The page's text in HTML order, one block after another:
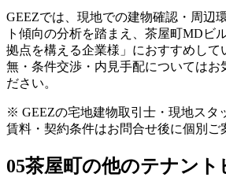
GEEZでは、現地での建物確認・周辺
ト傾向の分析を踏まえ、茶屋町MDビ
拠点を構える企業様」におすすめして
無・条件交渉・内見手配についてはお
ださい。
※ GEEZの宅地建物取引士・現地スタ
賃料・契約条件はお問合せ後に個別ご
05茶屋町の他のテナント